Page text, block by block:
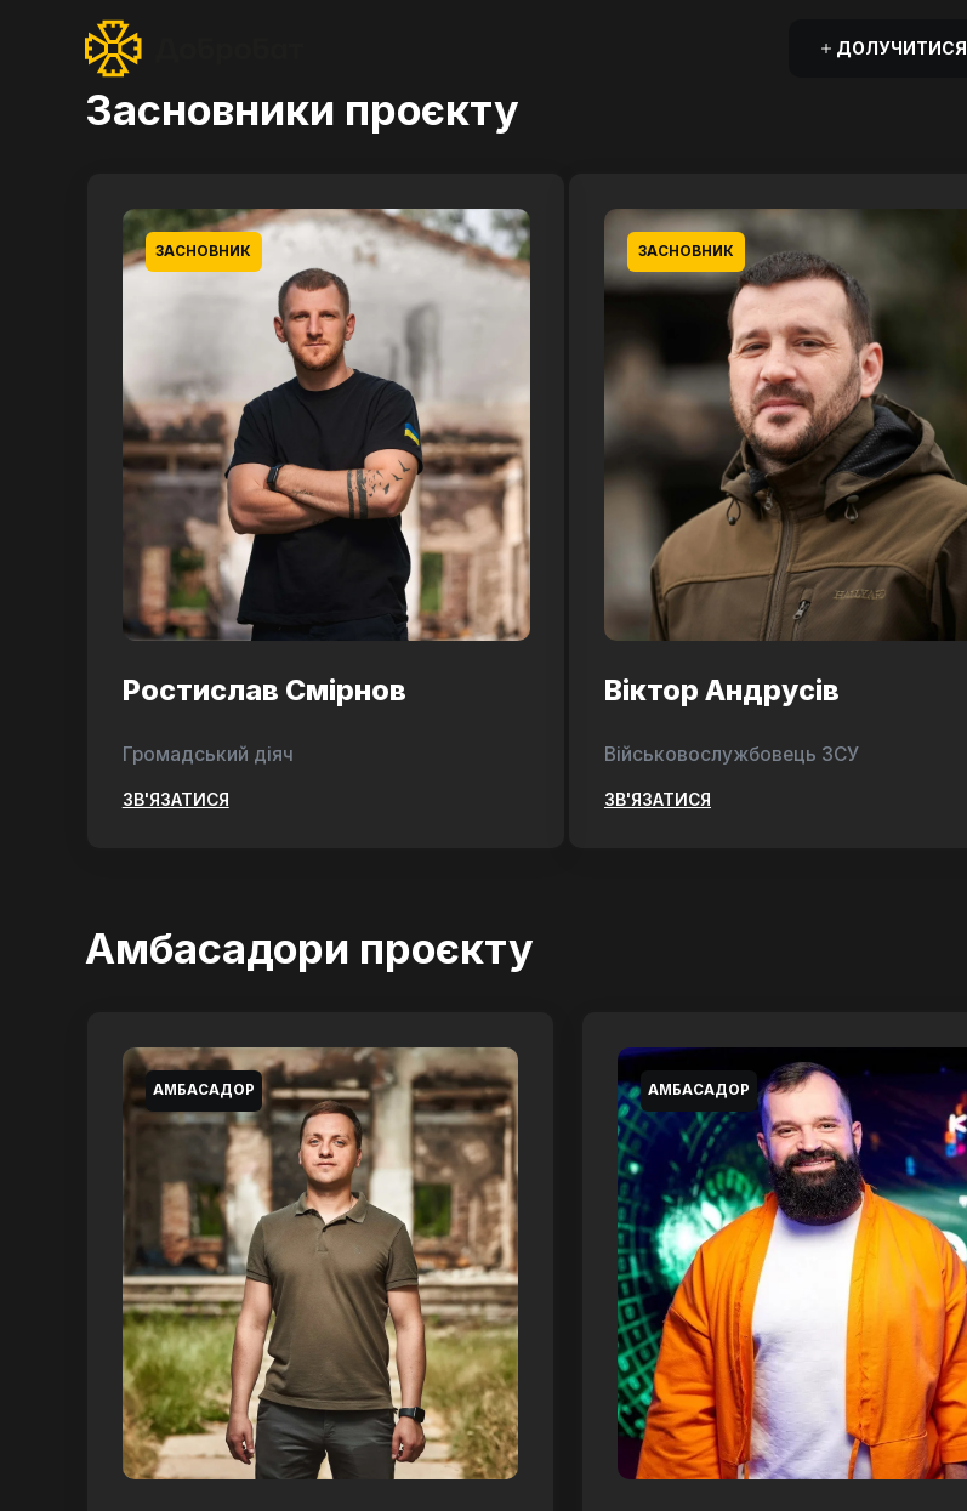
ДОЛУЧИТИСЯ
Засновники проєкту
ЗАСНОВНИК
Ростислав Смірнов
Громадський діяч
ЗВ'ЯЗАТИСЯ
ЗАСНОВНИК
Віктор Андрусів
Військовослужбовець ЗСУ
ЗВ'ЯЗАТИСЯ
Амбасадори проєкту
АМБАСАДОР АМБАСАДОР